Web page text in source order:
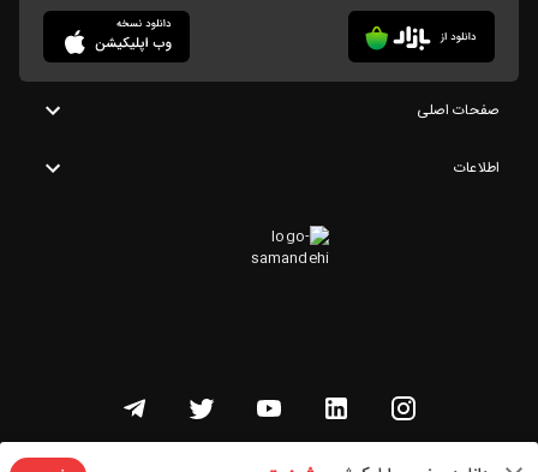
صفحات اصلی
اطلاعات
تمامی حقوق این وبسایت متعلق به شنوتو است